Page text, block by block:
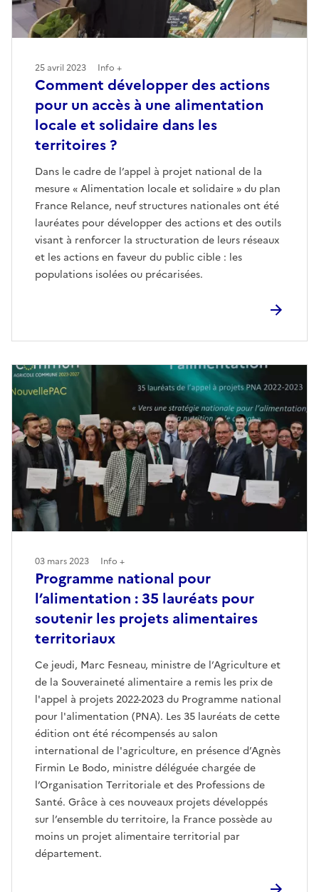
Comment développer des actions
pour un accès à une alimentation
locale et solidaire dans les
territoires ?
Dans le cadre de l’appel à projet national de la
mesure « Alimentation locale et solidaire » du plan
France Relance, neuf structures nationales ont été
lauréates pour développer des actions et des outils
visant à renforcer la structuration de leurs réseaux
et les actions en faveur du public cible : les
populations isolées ou précarisées.
25 avril 2023 Info +
Programme national pour
l’alimentation : 35 lauréats pour
soutenir les projets alimentaires
territoriaux
Ce jeudi, Marc Fesneau, ministre de l’Agriculture et
de la Souveraineté alimentaire a remis les prix de
l'appel à projets 2022-2023 du Programme national
pour l'alimentation (PNA). Les 35 lauréats de cette
édition ont été récompensés au salon
international de l'agriculture, en présence d’Agnès
Firmin Le Bodo, ministre déléguée chargée de
l’Organisation Territoriale et des Professions de
Santé. Grâce à ces nouveaux projets développés
sur l’ensemble du territoire, la France possède au
moins un projet alimentaire territorial par
département.
03 mars 2023 Info +